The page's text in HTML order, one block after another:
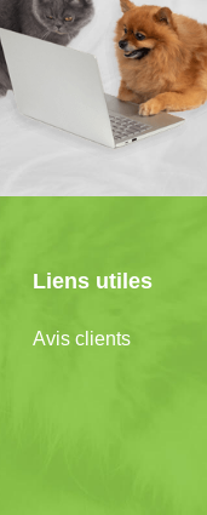
Liens utiles
Avis clients